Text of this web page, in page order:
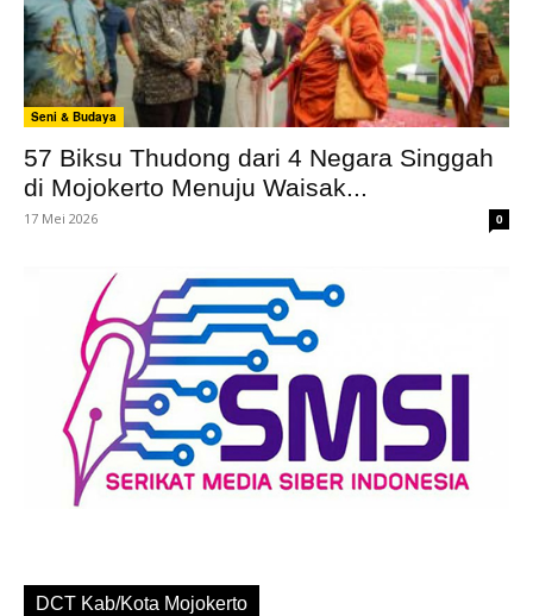
Seni & Budaya
57 Biksu Thudong dari 4 Negara Singgah
di Mojokerto Menuju Waisak...
17 Mei 2026 0
DCT Kab/Kota Mojokerto